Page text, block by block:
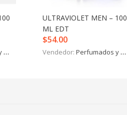
ULTRAVIOLET MEN – 100
ML EDT
$54.00
Vendedor: Perfumados y más